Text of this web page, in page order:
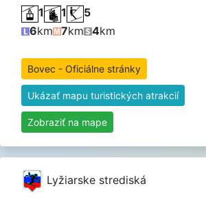
1 1
5
6km 7km 4km
Bovec - Oficiálne stránky
Ukázať mapu turistických atrakcií
Zobraziť na mape
Lyžiarske strediská